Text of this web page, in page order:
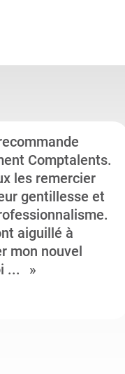
Comptalents.
les remercier
gentillesse et
aiguillé à
mon nouvel
...